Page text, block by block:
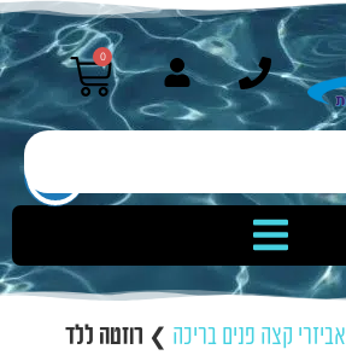
0
אביזרי קצה פנים בריכה ❯ רוזטה ללד